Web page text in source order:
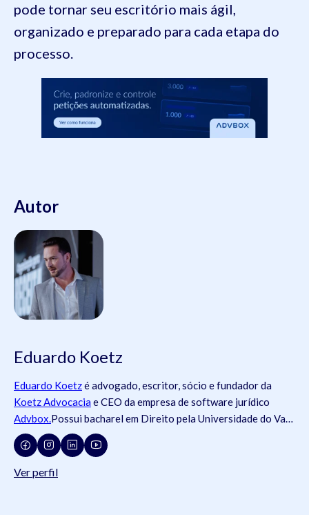
pode tornar seu escritório mais ágil,
organizado e preparado para cada etapa do
processo.
Autor
Eduardo Koetz
Eduardo Koetzé advogado, escritor, sócio e fundador da
Koetz Advocacia e CEO da empresa de software jurídico
Advbox.Possui bacharel em Direito pela Universidade do Vale
do Rio dos Sinos (Unisinos
dos Advogados do Brasil
73.409, OAB/PR 72.951, OAB/SP 435.266, OAB/MG
Ver perfil